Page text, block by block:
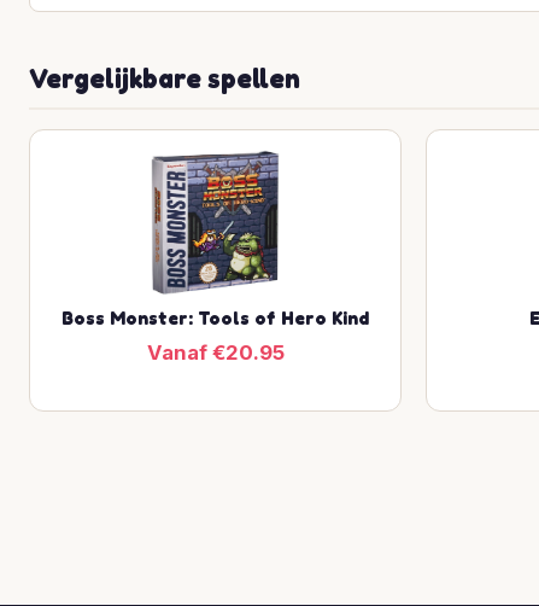
Vergelijkbare spellen
Boss Monster: Tools of Hero Kind
Vanaf €20.95